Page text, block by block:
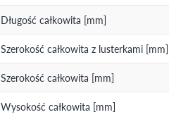
Długość całkowita [mm]
Szerokość całkowita z lusterkami [mm]
Szerokość całkowita [mm]
Wysokość całkowita [mm]